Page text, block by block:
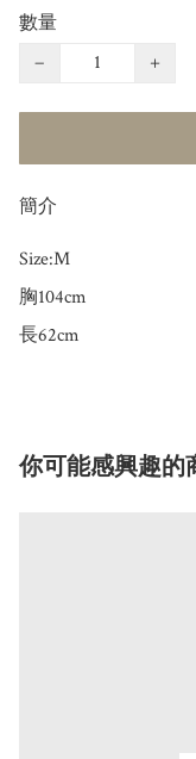
數量
−
+
簡介
Size:M
胸104cm
長62cm
你可能感興趣的